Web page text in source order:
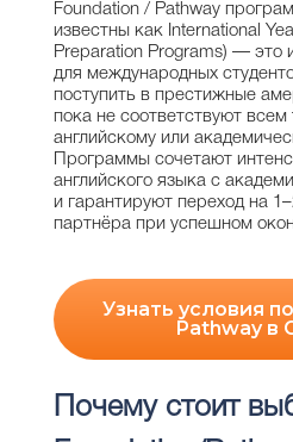
Foundation / Pathway
известны как International
Preparation Programs) — это
для международных
поступить в престижные
пока не соответствуют
английскому или
Программы сочетают
английского языка с
и гарантируют переход на
партнёра при успешном
Узнать условия
Pathway
Почему стоит